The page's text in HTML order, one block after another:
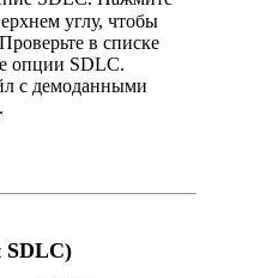
углу, чтобы
в списке
опции SDLC.
с демоданными
.
SDLC)